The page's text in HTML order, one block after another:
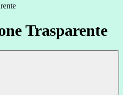
Trasparente